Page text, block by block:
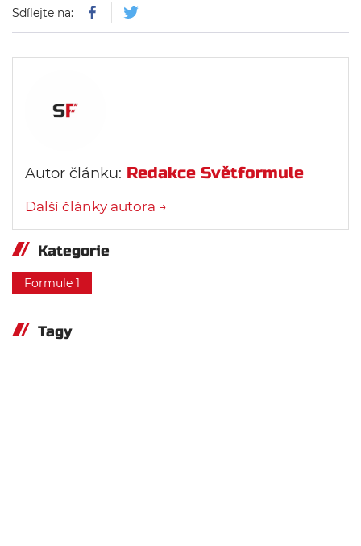
Sdílejte na:
Autor článku: Redakce Světformule
Další články autora →
Kategorie
Formule 1
Tagy